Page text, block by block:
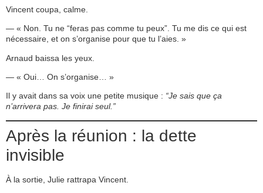
Vincent coupa, calme.
— « Non. Tu ne “feras pas comme tu peux”. Tu me dis ce qui est
nécessaire, et on s’organise pour que tu l’aies. »
Arnaud baissa les yeux.
— « Oui… On s’organise… »
Il y avait dans sa voix une petite musique : “Je sais que ça
n’arrivera pas. Je finirai seul.”
Après la réunion : la dette
invisible
À la sortie, Julie rattrapa Vincent.